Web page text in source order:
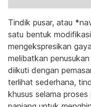
Tindik pusar, atau
satu bentuk
mengekspresikan
melibatkan
diikuti dengan
terlihat sederhana,
khusus selama